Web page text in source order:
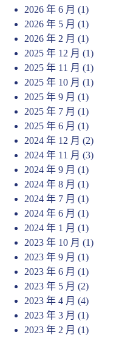
2026 年 6 月 (1)
2026 年 5 月 (1)
2026 年 2 月 (1)
2025 年 12 月 (1)
2025 年 11 月 (1)
2025 年 10 月 (1)
2025 年 9 月 (1)
2025 年 7 月 (1)
2025 年 6 月 (1)
2024 年 12 月 (2)
2024 年 11 月 (3)
2024 年 9 月 (1)
2024 年 8 月 (1)
2024 年 7 月 (1)
2024 年 6 月 (1)
2024 年 1 月 (1)
2023 年 10 月 (1)
2023 年 9 月 (1)
2023 年 6 月 (1)
2023 年 5 月 (2)
2023 年 4 月 (4)
2023 年 3 月 (1)
2023 年 2 月 (1)